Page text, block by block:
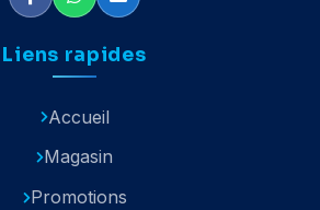
Liens rapides
Accueil
Magasin
Promotions